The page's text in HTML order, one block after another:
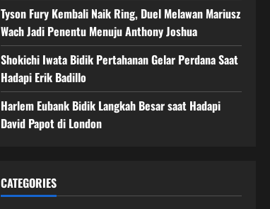
Tyson Fury Kembali Naik Ring, Duel Melawan Mariusz
Wach Jadi Penentu Menuju Anthony Joshua
Shokichi Iwata Bidik Pertahanan Gelar Perdana Saat
Hadapi Erik Badillo
Harlem Eubank Bidik Langkah Besar saat Hadapi
David Papot di London
CATEGORIES